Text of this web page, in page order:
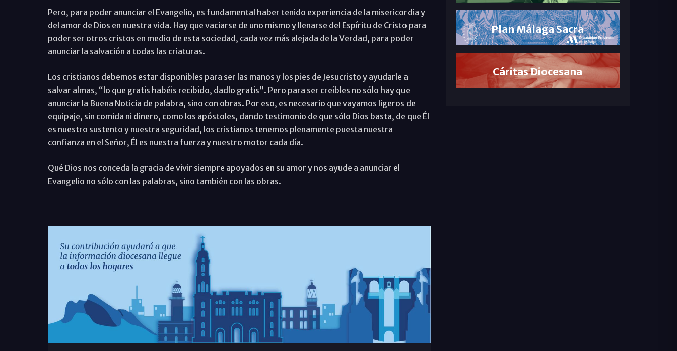
Pero, para poder anunciar el Evangelio, es fundamental haber tenido experiencia de la misericordia y
del amor de Dios en nuestra vida. Hay que vaciarse de uno mismo y llenarse del Espíritu de Cristo para
poder ser otros cristos en medio de esta sociedad, cada vez más alejada de la Verdad, para poder
anunciar la salvación a todas las criaturas.
Los cristianos debemos estar disponibles para ser las manos y los pies de Jesucristo y ayudarle a
salvar almas, “lo que gratis habéis recibido, dadlo gratis”. Pero para ser creíbles no sólo hay que
anunciar la Buena Noticia de palabra, sino con obras. Por eso, es necesario que vayamos ligeros de
equipaje, sin comida ni dinero, como los apóstoles, dando testimonio de que sólo Dios basta, de que Él
es nuestro sustento y nuestra seguridad, los cristianos tenemos plenamente puesta nuestra
confianza en el Señor, Él es nuestra fuerza y nuestro motor cada día.
Qué Dios nos conceda la gracia de vivir siempre apoyados en su amor y nos ayude a anunciar el
Evangelio no sólo con las palabras, sino también con las obras.
Plan Málaga Sacra
Cáritas Diocesana